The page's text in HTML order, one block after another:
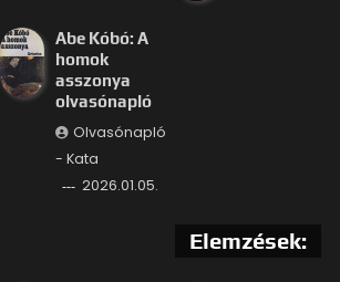
Abe Kóbó: A
homok
asszonya
olvasónapló
Olvasónapló
- Kata
2026.01.05.
Elemzések: